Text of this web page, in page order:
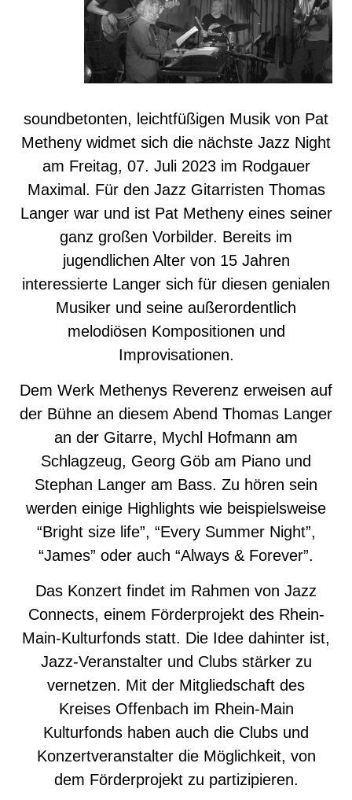
soundbetonten, leichtfüßigen Musik von Pat
Metheny widmet sich die nächste Jazz Night
am Freitag, 07. Juli 2023 im Rodgauer
Maximal. Für den Jazz Gitarristen Thomas
Langer war und ist Pat Metheny eines seiner
ganz großen Vorbilder. Bereits im
jugendlichen Alter von 15 Jahren
interessierte Langer sich für diesen genialen
Musiker und seine außerordentlich
melodiösen Kompositionen und
Improvisationen.
Dem Werk Methenys Reverenz erweisen auf
der Bühne an diesem Abend Thomas Langer
an der Gitarre, Mychl Hofmann am
Schlagzeug, Georg Göb am Piano und
Stephan Langer am Bass. Zu hören sein
werden einige Highlights wie beispielsweise
“Bright size life”, “Every Summer Night”,
“James” oder auch “Always & Forever”.
Das Konzert findet im Rahmen von Jazz
Connects, einem Förderprojekt des Rhein-
Main-Kulturfonds statt. Die Idee dahinter ist,
Jazz-Veranstalter und Clubs stärker zu
vernetzen. Mit der Mitgliedschaft des
Kreises Offenbach im Rhein-Main
Kulturfonds haben auch die Clubs und
Konzertveranstalter die Möglichkeit, von
dem Förderprojekt zu partizipieren.